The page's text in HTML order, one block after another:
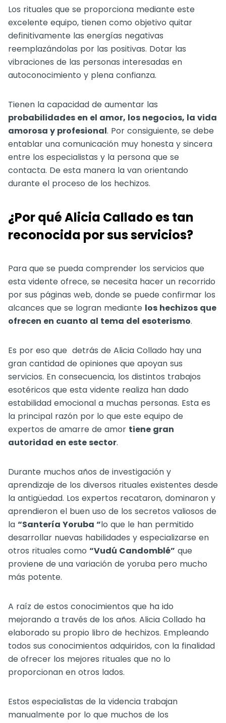
Los rituales que se proporciona mediante este
excelente equipo, tienen como objetivo quitar
definitivamente las energías negativas
reemplazándolas por las positivas. Dotar las
vibraciones de las personas interesadas en
autoconocimiento y plena confianza.
Tienen la capacidad de aumentar las
probabilidades en el amor, los negocios, la vida
amorosa y profesional. Por consiguiente, se debe
entablar una comunicación muy honesta y sincera
entre los especialistas y la persona que se
contacta. De esta manera la van orientando
durante el proceso de los hechizos.
¿Por qué Alicia Callado es tan
reconocida por sus servicios?
Para que se pueda comprender los servicios que
esta vidente ofrece, se necesita hacer un recorrido
por sus páginas web, donde se puede confirmar los
alcances que se logran mediante los hechizos que
ofrecen en cuanto al tema del esoterismo.
Es por eso que detrás de Alicia Collado hay una
gran cantidad de opiniones que apoyan sus
servicios. En consecuencia, los distintos trabajos
esotéricos que esta vidente realiza han dado
estabilidad emocional a muchas personas. Esta es
la principal razón por lo que este equipo de
expertos de amarre de amor tiene gran
autoridad en este sector.
Durante muchos años de investigación y
aprendizaje de los diversos rituales existentes desde
la antigüedad. Los expertos recataron, dominaron y
aprendieron el buen uso de los secretos valiosos de
la “Santería Yoruba “lo que le han permitido
desarrollar nuevas habilidades y especializarse en
otros rituales como “Vudú Candomblé” que
proviene de una variación de yoruba pero mucho
más potente.
A raíz de estos conocimientos que ha ido
mejorando a través de los años. Alicia Collado ha
elaborado su propio libro de hechizos. Empleando
todos sus conocimientos adquiridos, con la finalidad
de ofrecer los mejores rituales que no lo
proporcionan en otros lados.
Estos especialistas de la videncia trabajan
manualmente por lo que muchos de los